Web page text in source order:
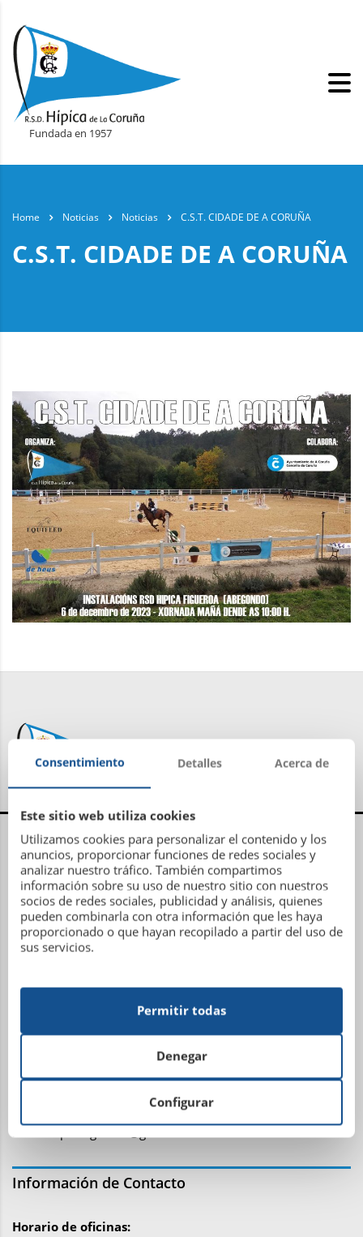
Fundada en 1957
Home Noticias Noticias C.S.T. CIDADE DE A CORUÑA
C.S.T. CIDADE DE A CORUÑA
Centro Administrativo, Social y Deportivo
Avenida Metrosidero, S/N
15001 La Coruña
Teléfono: 981 21 81 81
Email:administracion@sdhipicalacoruna.com
Instalaciones ecuestres y equitación Finca de
Lugar Plaza, 7 (Torre Figueroa)
15318 – San Miguel de Figueroa
Información de Contacto
Horario de oficinas:
Consentimiento Detalles Acerca de
Este sitio web utiliza cookies
Utilizamos cookies para personalizar el contenido y los
anuncios, proporcionar funciones de redes sociales y
analizar nuestro tráfico. También compartimos
información sobre su uso de nuestro sitio con nuestros
socios de redes sociales, publicidad y análisis, quienes
pueden combinarla con otra información que les haya
proporcionado o que hayan recopilado a partir del uso de
sus servicios.
Configurar
Denegar
Permitir todas